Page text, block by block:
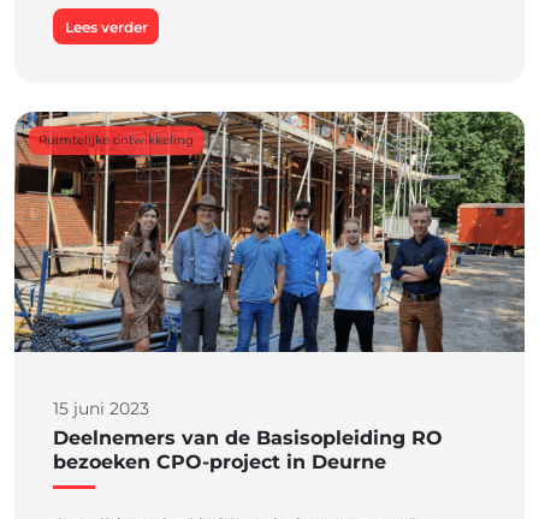
Lees verder
Ruimtelijke ontwikkeling
15 juni 2023
Deelnemers van de Basisopleiding RO
bezoeken CPO-project in Deurne